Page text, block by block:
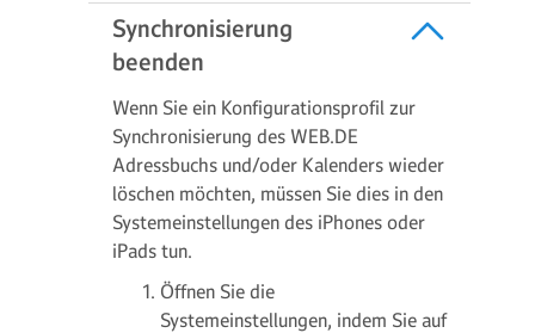
Synchronisierung
beenden
Wenn Sie ein Konfigurationsprofil zur
Synchronisierung des WEB.DE
Adressbuchs und/oder Kalenders wieder
löschen möchten, müssen Sie dies in den
Systemeinstellungen des iPhones oder
iPads tun.
Öffnen Sie die
Systemeinstellungen, indem Sie auf